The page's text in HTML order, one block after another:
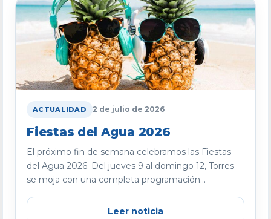
ACTUALIDAD 2 de julio de 2026
Fiestas del Agua 2026
El próximo fin de semana celebramos las Fiestas
del Agua 2026. Del jueves 9 al domingo 12, Torres
se moja con una completa programación...
Leer noticia